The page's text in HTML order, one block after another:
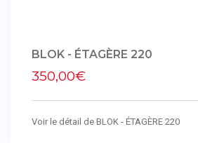
BLOK - ÉTAGÈRE 220
350,00€
Voir le détail de BLOK - ÉTAGÈRE 220